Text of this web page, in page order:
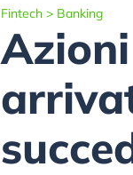
Fintech > Banking